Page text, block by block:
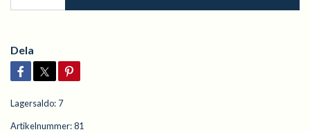
Dela
Lagersaldo: 7
Artikelnummer:81